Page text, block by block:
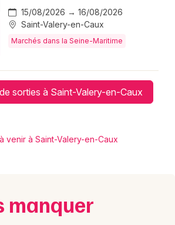
15/08/2026 → 16/08/2026
Saint-Valery-en-Caux
Marchés dans la Seine-Maritime
sorties à Saint-Valery-en-Caux
venir à Saint-Valery-en-Caux
manquer